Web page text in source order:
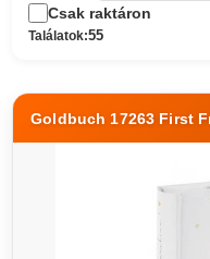
Csak raktáron
Találatok:55
Goldbuch 17263 First